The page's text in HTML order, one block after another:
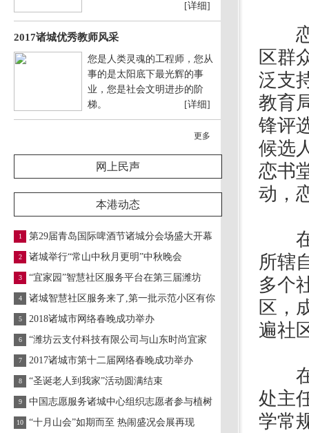
[详细]
2017诸城优秀教师风采
您是人类灵魂的工程师，您从
事的是太阳底下最光辉的事
业，您是社会文明进步的阶
梯。
[详细]
更多
网上民声
本港动态
1 第29届青岛国际啤酒节诸城分会场盛大开幕
2 诸城举行“常山中秋月更明”中秋晚会
3 “宜家园”智慧社区服务平台在第三届潍坊
4 诸城智慧社区服务来了,第一批示范小区有你
5 2018诸城市网络春晚成功举办
6 “潍坊云支付科技有限公司与山东时尚宜家
7 2017诸城市第十二届网络春晚成功举办
8 “圣诞老人到我家”活动圆满结束
9 中国志愿服务诸城中心组织志愿者参与植树
10 “十月山会”如期而至 热闹盛况会展再现
恋
区群
泛支
教育
锋评
候选
恋书
动，
在
所辖
多个
区，
遍社
在
处主
学常